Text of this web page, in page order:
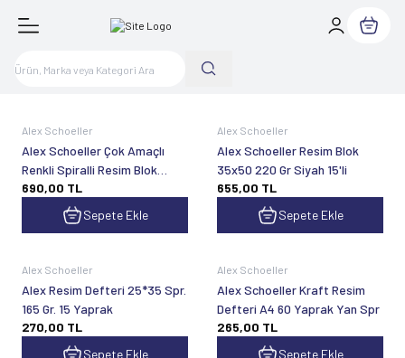
Sepetim
Alex Schoeller
Alex Schoeller Çok Amaçlı
Renkli Spiralli Resim Blok
35x50
690,00 TL
Sepete Ekle
Alex Schoeller
Alex Schoeller Resim Blok
35x50 220 Gr Siyah 15'li
655,00 TL
Sepete Ekle
Alex Schoeller
Alex Resim Defteri 25*35 Spr.
165 Gr. 15 Yaprak
270,00 TL
Sepete Ekle
Alex Schoeller
Alex Schoeller Kraft Resim
Defteri A4 60 Yaprak Yan Spr
265,00 TL
Sepete Ekle